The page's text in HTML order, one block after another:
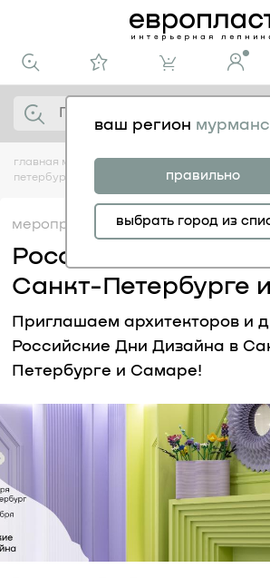
ваш регион
правильно
выбрать город из
главная медиацентр мероприятия
петербурге и самаре
мероприятия 28.09
Российские Дни
Санкт-Петербурге
Приглашаем архитекторов и
Российские Дни Дизайна в
Петербурге и Самаре!